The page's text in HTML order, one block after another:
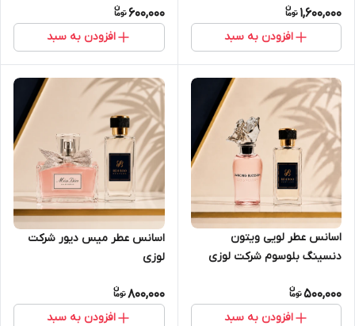
1,600,000
افزودن به سبد
600,000
افزودن به سبد
اسانس عطر لویی ویتون
دنسینگ بلوسوم شرکت لوزی
500,000
افزودن به سبد
اسانس عطر میس دیور شرکت
لوزی
800,000
افزودن به سبد